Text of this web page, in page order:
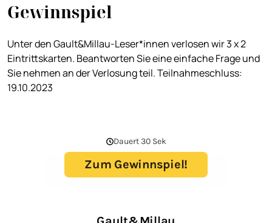
Gewinnspiel
Unter den Gault&Millau-Leser*innen verlosen wir 3 x 2
Eintrittskarten. Beantworten Sie eine einfache Frage und
Sie nehmen an der Verlosung teil. Teilnahmeschluss:
19.10.2023